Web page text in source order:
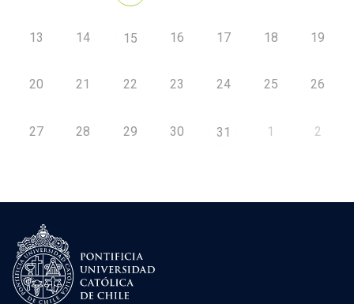
13 14 15 16 17 18 19
20 21 22 23 24 25 26
27 28 29 30 31 1 2